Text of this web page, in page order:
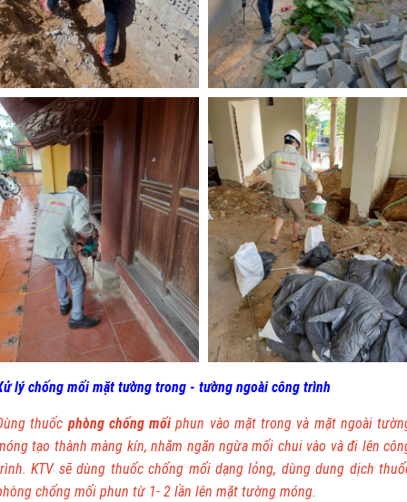
lý chống mối mặt tường trong - tường ngoài công trình
thuốc phòng chống mối phun vào mặt trong và mặt ngoài
tạo thành màng kín, nhằm ngăn ngừa mối chui vào và đi lên
KTV sẽ dùng thuốc chống mối dạng lỏng, dùng dung dịch
chống mối phun từ 1- 2 lần lên mặt tường móng.